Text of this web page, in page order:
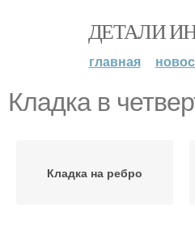
ДЕТАЛИ
главная
Кладка в
Кладка на ребро